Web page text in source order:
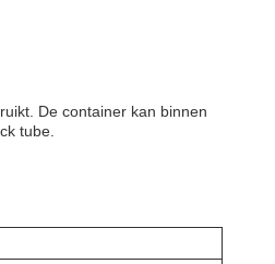
De container kan binnen
tube.